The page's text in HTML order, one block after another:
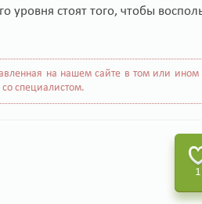
уровня стоят того, чтобы
на нашем сайте в том или
специалистом.